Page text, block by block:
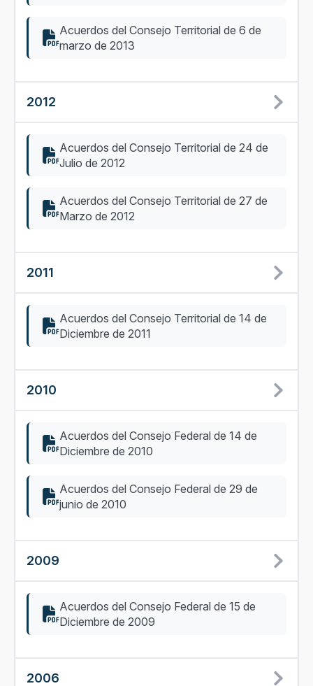
Acuerdos del Consejo Territorial de 6 de
marzo de 2013
2012
Acuerdos del Consejo Territorial de 24 de
Julio de 2012
Acuerdos del Consejo Territorial de 27 de
Marzo de 2012
2011
Acuerdos del Consejo Territorial de 14 de
Diciembre de 2011
2010
Acuerdos del Consejo Federal de 14 de
Diciembre de 2010
Acuerdos del Consejo Federal de 29 de
junio de 2010
2009
Acuerdos del Consejo Federal de 15 de
Diciembre de 2009
2006